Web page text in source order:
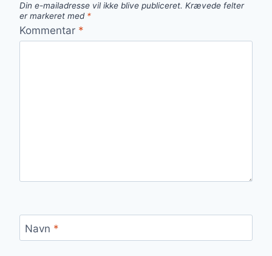
Din e-mailadresse vil ikke blive publiceret. Krævede felter
er markeret med *
Kommentar *
Navn *